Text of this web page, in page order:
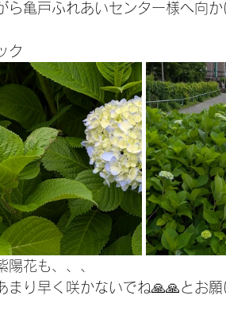
ら亀戸ふれあいセンター様へ向か
ク
花も、、、
まり早く咲かないでね🙏🙏とお